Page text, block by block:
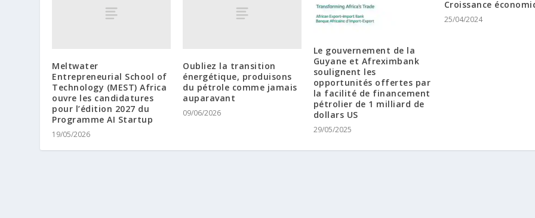
Meltwater
Entrepreneurial School of
Technology (MEST) Africa
ouvre les candidatures
pour l’édition 2027 du
Programme AI Startup
19/05/2026
Oubliez la transition
énergétique, produisons
du pétrole comme jamais
auparavant
09/06/2026
Le gouvernement de la
Guyane et Afreximbank
soulignent les
opportunités offertes par
la facilité de financement
pétrolier de 1 milliard de
dollars US
29/05/2025
Croissance
25/04/2024